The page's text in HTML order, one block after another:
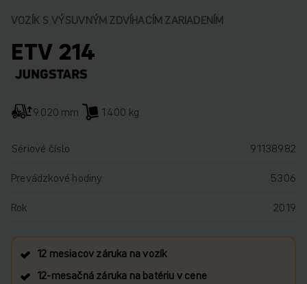
VOZÍK S VÝSUVNÝM ZDVÍHACÍM ZARIADENÍM
ETV 214
9.020 mm 1.400 kg
Sériové číslo
91138982
Prevádzkové hodiny
5306
Rok
2019
12 mesiacov záruka na vozík
12‑mesačná záruka na batériu v cene